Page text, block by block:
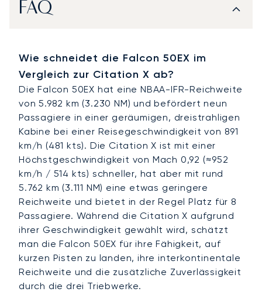
FAQ
Wie schneidet die Falcon 50EX im
Vergleich zur Citation X ab?
Die Falcon 50EX hat eine NBAA-IFR-Reichweite
von 5.982 km (3.230 NM) und befördert neun
Passagiere in einer geräumigen, dreistrahligen
Kabine bei einer Reisegeschwindigkeit von 891
km/h (481 kts). Die Citation X ist mit einer
Höchstgeschwindigkeit von Mach 0,92 (≈952
km/h / 514 kts) schneller, hat aber mit rund
5.762 km (3.111 NM) eine etwas geringere
Reichweite und bietet in der Regel Platz für 8
Passagiere. Während die Citation X aufgrund
ihrer Geschwindigkeit gewählt wird, schätzt
man die Falcon 50EX für ihre Fähigkeit, auf
kurzen Pisten zu landen, ihre interkontinentale
Reichweite und die zusätzliche Zuverlässigkeit
durch die drei Triebwerke.